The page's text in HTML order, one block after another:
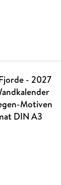
- 2027
Motiven
DIN A3